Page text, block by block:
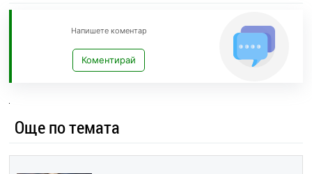
Напишете коментар
Коментирай
Още по темата